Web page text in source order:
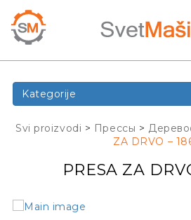
Kategorije
Svi proizvodi > Прессы >
ZA DRVO –
PRESA ZA